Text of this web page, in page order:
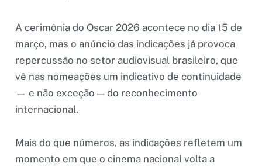
A cerimônia do Oscar 2026 acontece no dia 15 de
março, mas o anúncio das indicações já provoca
repercussão no setor audiovisual brasileiro, que
vê nas nomeações um indicativo de continuidade
— e não exceção — do reconhecimento
internacional.
Mais do que números, as indicações refletem um
momento em que o cinema nacional volta a